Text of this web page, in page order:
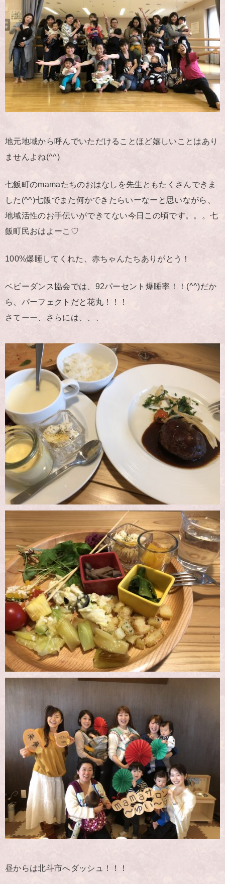
地元地域から呼んでいただけることほど嬉しいことはあり
ませんよね(^^)
七飯町のmamaたちのおはなしを先生ともたくさんできま
した(^^)七飯でまた何かできたらいーなーと思いながら、
地域活性のお手伝いができてない今日この頃です。。。七
飯町民おはよーこ♡
100%爆睡してくれた、赤ちゃんたちありがとう！
ベビーダンス協会では、92パーセント爆睡率！！(^^)だか
ら、パーフェクトだと花丸！！！
さてーー、さらには、、、
昼からは北斗市へダッシュ！！！